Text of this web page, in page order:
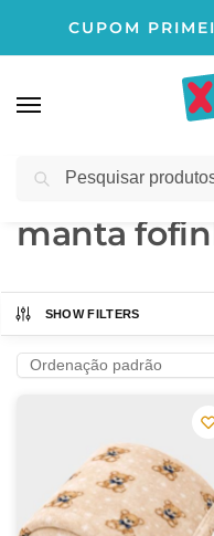
CUPOM
Início Produtos marcados
manta
SHOW FILTERS